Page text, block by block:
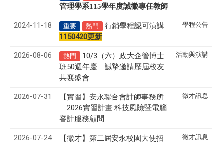
管理學系115學年度誠徵專任教師
2024-11-18 重要 熱門
行銷學程認可演講
1150420更新
學程公告
2026-08-06 熱門
10/3（六）政大企管博士
班50週年慶｜誠摯邀請歷屆校友
共襄盛會
活動與演講
2026-07-31
【實習】安永聯合會計師事務所
｜2026實習計畫 科技風險暨電腦
審計服務顧問｜
徵才訊息
2026-07-24 【徵才】 第二屆安永校園大使招
徵才訊息